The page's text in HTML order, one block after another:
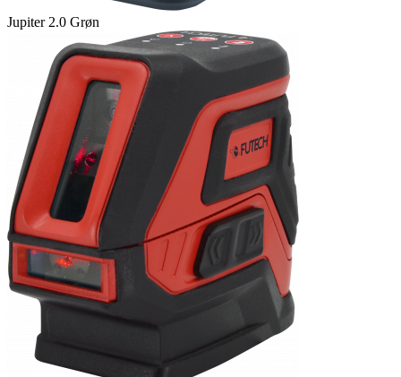
Jupiter 2.0 Grøn